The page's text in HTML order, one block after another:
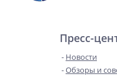
Пресс-
Новости
Обзоры и